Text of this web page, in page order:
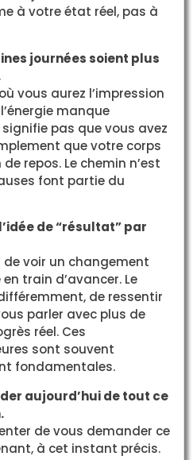
à votre état réel, pas à
journées soient plus
vous aurez l’impression
manque
pas que vous avez
que votre corps
repos. Le chemin n’est
font partie du
de “résultat” par
de voir un changement
train d’avancer. Le
de ressentir
parler avec plus de
réel. Ces
sont souvent
fondamentales.
aujourd’hui de tout ce
de vous demander ce
à cet instant précis.